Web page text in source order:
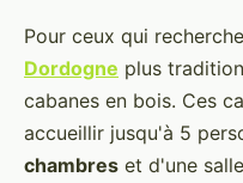
Pour ceux qui
Dordogne plus
cabanes en bois. Ces
accueillir jusqu'à 5
chambres et d'une